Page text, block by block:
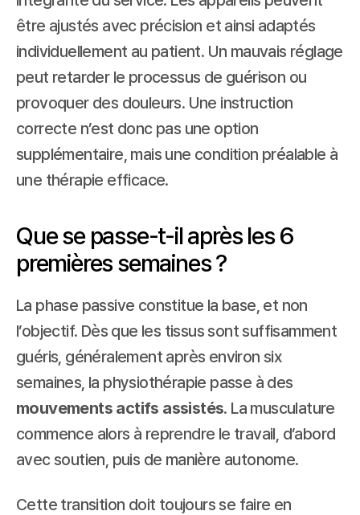
être ajustés avec précision et ainsi adaptés
individuellement au patient. Un mauvais réglage
peut retarder le processus de guérison ou
provoquer des douleurs. Une instruction
correcte n’est donc pas une option
supplémentaire, mais une condition préalable à
une thérapie efficace.
Que se passe-t-il après les 6
premières semaines ?
La phase passive constitue la base, et non
l’objectif. Dès que les tissus sont suffisamment
guéris, généralement après environ six
mouvements actifs assistés. La musculature
commence alors à reprendre le travail, d’abord
avec soutien, puis de manière autonome.
Cette transition doit toujours se faire en